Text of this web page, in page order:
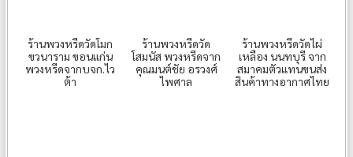
ร้านพวงหรีดวัดโมก
ขวนาราม ขอนแก่น
พวงหรีดจากบจก.ไว
ต้า
ร้านพวงหรีดวัด
โสมนัส พวงหรีดจาก
คุณมนต์ชัย อรวงศ์
ไพศาล
ร้านพวงหรีดวัดไผ่
เหลือง นนทบุรี จาก
สมาคมตัวแทนขนส่ง
สินค้าทางอากาศไทย